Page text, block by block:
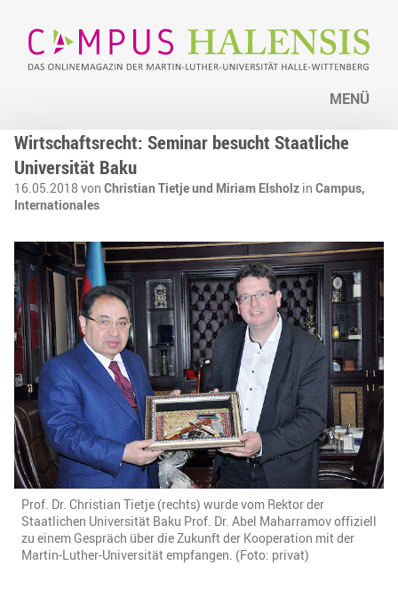
MENÜ
Wirtschaftsrecht: Seminar besucht Staatliche
Universität Baku
16.05.2018 von Christian Tietje und Miriam Elsholz in Campus,
Internationales
Prof. Dr. Christian Tietje (rechts) wurde vom Rektor der
Staatlichen Universität Baku Prof. Dr. Abel Maharramov offiziell
zu einem Gespräch über die Zukunft der Kooperation mit der
Martin-Luther-Universität empfangen. (Foto: privat)